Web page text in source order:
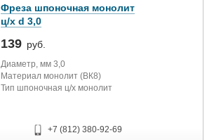
случае оптовых закупок может
быть предложена скидочная
система. Кроме того, мы
гарантируем безупречное качество
соответствие всем требованиям и
нормам.
Фреза шпоночная монолит
ц/х d 3,0
139 руб.
Диаметр, мм 3,0
Материал монолит (ВК8)
Тип шпоночная ц/х монолит
+7 (812) 380-92-69